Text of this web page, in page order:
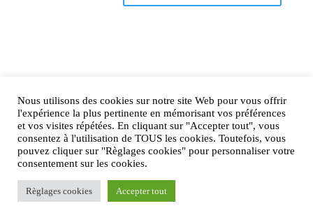
AIRtage 2024© Tous droits réservés
Mentions légales
Contactez-nous !
Nous utilisons des cookies sur notre site Web pour vous offrir
l'expérience la plus pertinente en mémorisant vos préférences
et vos visites répétées. En cliquant sur "Accepter tout", vous
consentez à l'utilisation de TOUS les cookies. Toutefois, vous
pouvez cliquer sur "Règlages cookies" pour personnaliser votre
consentement sur les cookies.
Règlages cookies Accepter tout